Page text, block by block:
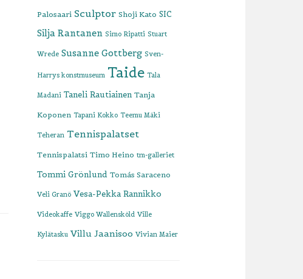
Palosaari Sculptor Shoji Kato SIC
Silja Rantanen Simo Ripatti Stuart
Wrede Susanne Gottberg Sven-
Harrys konstmuseum Taide Tala
Madani Taneli Rautiainen Tanja
Koponen Tapani Kokko Teemu Mäki
Teheran Tennispalatset
Tennispalatsi Timo Heino tm-galleriet
Tommi Grönlund Tomás Saraceno
Veli Granö Vesa-Pekka Rannikko
Videokaffe Viggo Wallensköld Ville
Kylätasku Villu Jaanisoo Vivian Maier